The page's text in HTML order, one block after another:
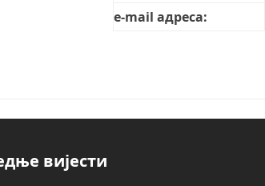
e-mail адреса:
вијести